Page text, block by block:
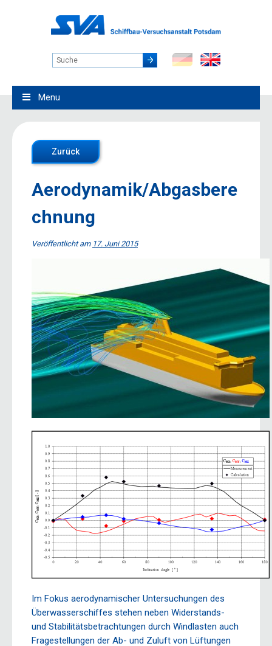
Menu
Zurück
Aerodynamik/Abgasbere
chnung
Veröffentlicht am 17. Juni 2015
Im Fokus aerodynamischer Untersuchungen des
Überwasserschiffes stehen neben Widerstands-
und Stabilitätsbetrachtungen durch Windlasten auch
Fragestellungen der Ab- und Zuluft von Lüftungen